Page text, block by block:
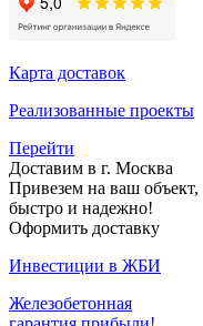
Карта доставок
Реализованные проекты
Перейти
Доставим в г. Москва
Привезем на ваш объект,
быстро и надежно!
Оформить доставку
Инвестиции в ЖБИ
Железобетонная